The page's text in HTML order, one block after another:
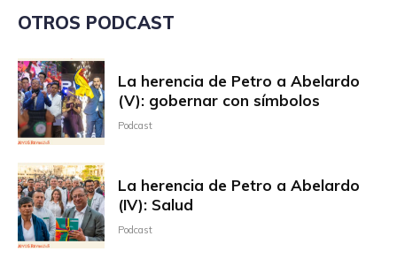
OTROS PODCAST
La herencia de Petro a Abelardo
(V): gobernar con símbolos
Podcast
La herencia de Petro a Abelardo
(IV): Salud
Podcast